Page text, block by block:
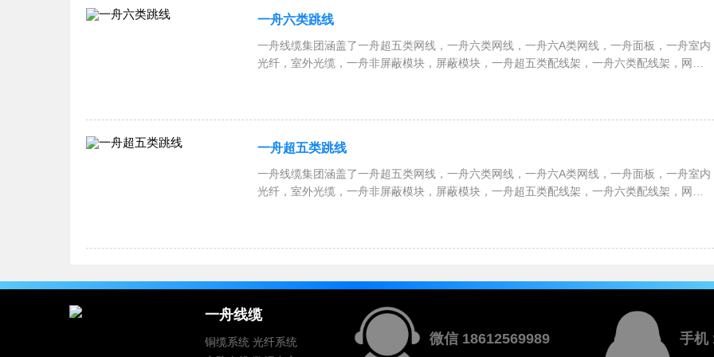
一舟六类跳线
一舟线缆集团涵盖了一舟超五类网线，一舟六类网线，一舟六A类网线，一舟面板，一舟室内
光纤，室外光缆，一舟非屏蔽模块，屏蔽模块，一舟超五类配线架，一舟六类配线架，网络
一舟超五类跳线
一舟线缆集团涵盖了一舟超五类网线，一舟六类网线，一舟六A类网线，一舟面板，一舟室内
光纤，室外光缆，一舟非屏蔽模块，屏蔽模块，一舟超五类配线架，一舟六类配线架，网络
一舟线缆
铜缆系统 光纤系统
微信 18612569989 手机